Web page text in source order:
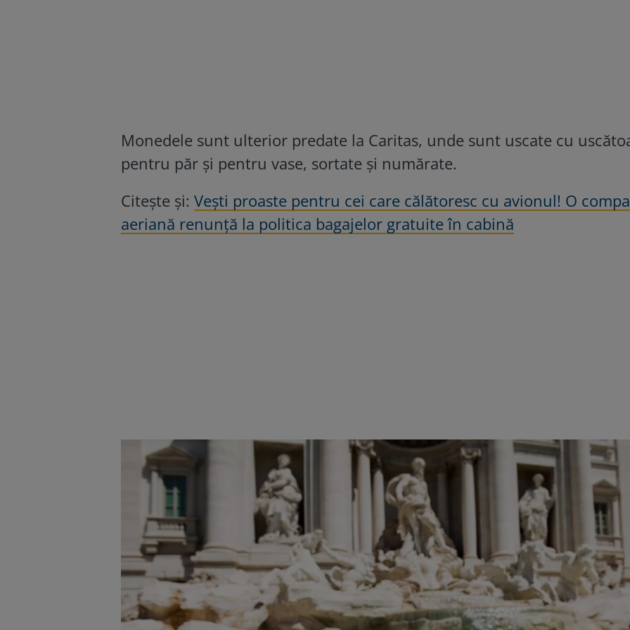
Monedele sunt ulterior predate la Caritas, unde sunt uscate cu
pentru păr şi pentru vase, sortate şi numărate.
Citește și: Vești proaste pentru cei care călătoresc cu avionul! O
aeriană renunță la politica bagajelor gratuite în cabină